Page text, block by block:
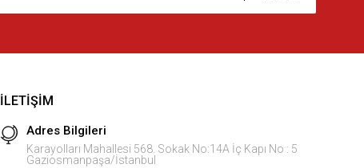
İLETIŞIM
Adres Bilgileri
Karayolları Mahallesi 568. Sokak No:14A İç Kapı No : 5
Gaziosmanpaşa/İstanbul